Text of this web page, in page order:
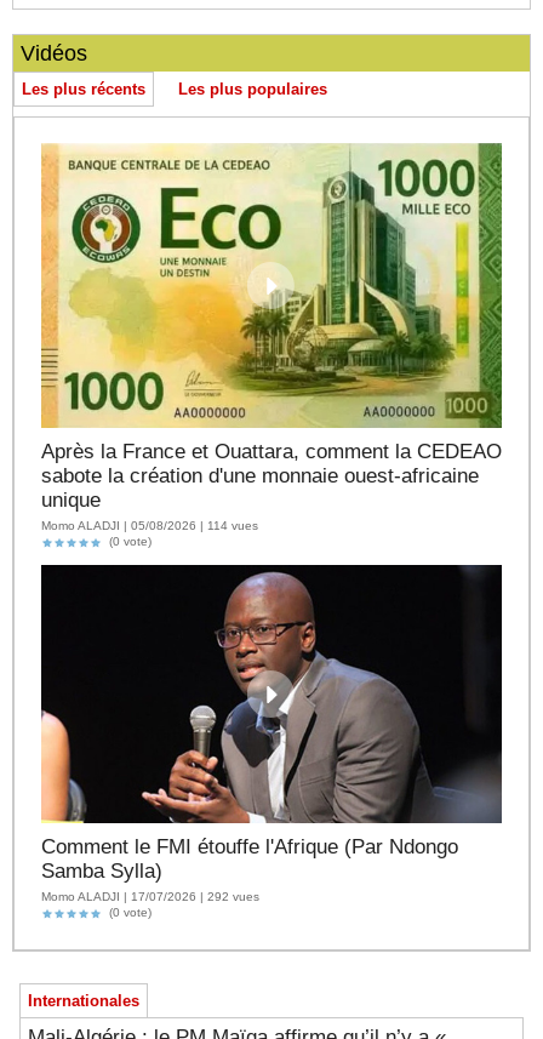
Vidéos
Les plus récents Les plus populaires
Après la France et Ouattara, comment la CEDEAO
sabote la création d'une monnaie ouest-africaine
unique
Momo ALADJI | 05/08/2026 | 114 vues
(0 vote)
Comment le FMI étouffe l'Afrique (Par Ndongo
Samba Sylla)
Momo ALADJI | 17/07/2026 | 292 vues
(0 vote)
Internationales